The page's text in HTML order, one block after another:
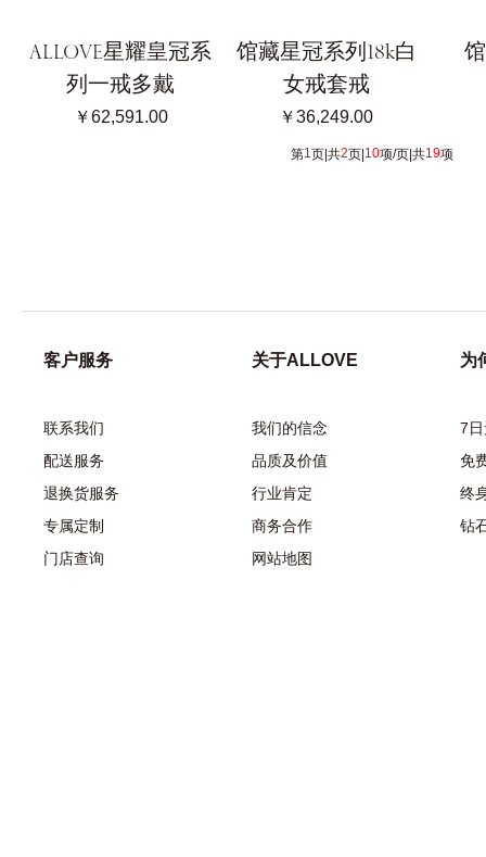
ALLOVE星耀皇冠系
列一戒多戴
￥62,591.00
馆藏星冠系列18k白
女戒套戒
￥36,249.00
第1 页|共2页|10项/页|共19项 [
客户服务
联系我们
配送服务
退换货服务
专属定制
门店查询
关于ALLOVE
我们的信念
品质及价值
行业肯定
商务合作
网站地图
为
7
免
终
钻